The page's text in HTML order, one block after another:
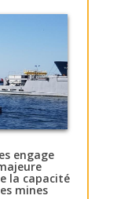
engage
la capacité
mines